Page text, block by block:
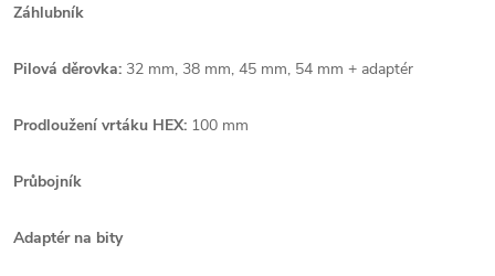
Záhlubník
Pilová děrovka: 32 mm, 38 mm, 45 mm, 54 mm + adaptér
Prodloužení vrtáku HEX: 100 mm
Průbojník
Adaptér na bity